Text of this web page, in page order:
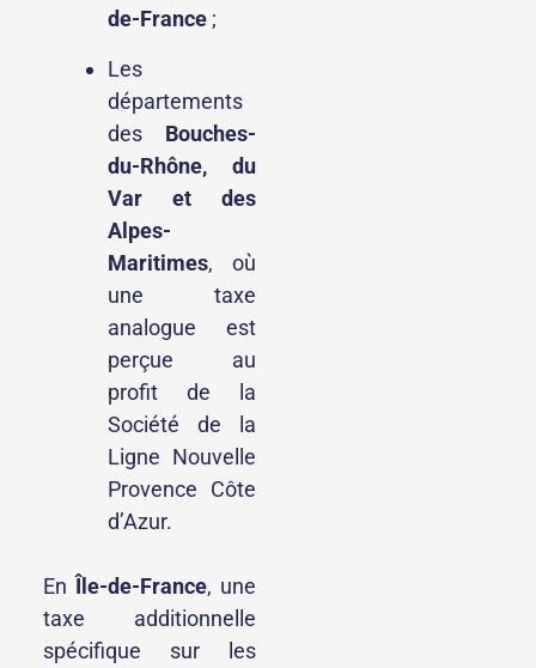
de-France ;
Les
départements
des Bouches-
du-Rhône, du
Var et des
Alpes-
Maritimes, où
une taxe
analogue est
perçue au
profit de la
Société de la
Ligne Nouvelle
Provence Côte
d’Azur.
EnÎle-de-France, une
taxe additionnelle
spécifique sur les